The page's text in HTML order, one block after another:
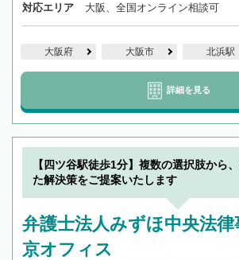
対応エリア 大阪、全国オンライン相談可
大阪府 大阪市 北浜駅
詳細を見る
【四ツ谷駅徒歩1分】複数の選択肢から
た解決策をご提案いたします
弁護士法人みずほ中央法
京オフィス